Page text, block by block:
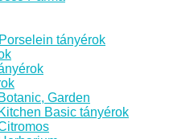
tányérok
Garden
Basic tányérok